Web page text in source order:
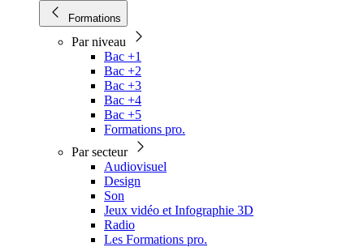
Formations
Par niveau
Bac +1
Bac +2
Bac +3
Bac +4
Bac +5
Formations pro.
Par secteur
Audiovisuel
Design
Son
Jeux vidéo et Infographie 3D
Radio
Les Formations pro.